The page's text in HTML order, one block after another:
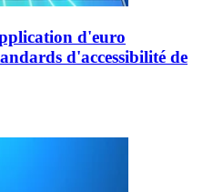
d'euro
d'accessibilité de